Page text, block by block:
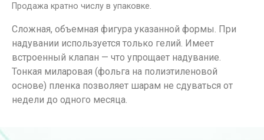
Продажа кратно числу в упаковке.
Сложная, объемная фигура указанной формы. При
надувании используется только гелий. Имеет
встроенный клапан — что упрощает надувание.
Тонкая миларовая (фольга на полиэтиленовой
основе) пленка позволяет шарам не сдуваться от
недели до одного месяца.